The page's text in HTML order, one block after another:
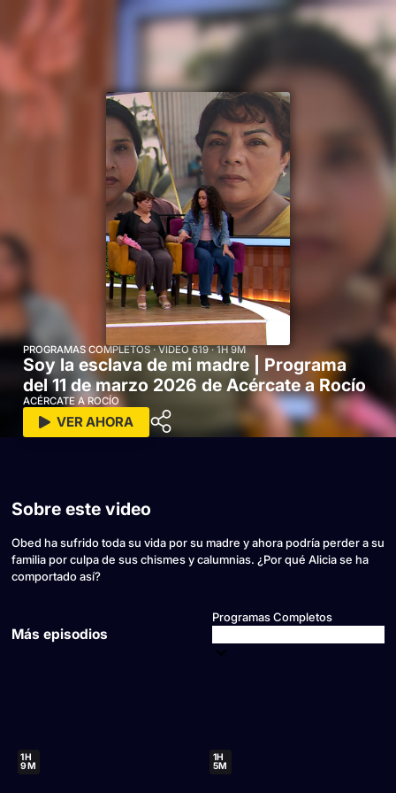
Inicio Secciones En vivo
DocuFIA
Historias
MicroDramas
Novelas
Podcast
Realities y concursos
Regional News México
PROGRAMAS COMPLETOS · VIDEO 619 · 1H 9M
Soy la esclava de mi madre | Programa
del 11 de marzo 2026 de Acércate a Rocío
ACÉRCATE A ROCÍO
VER AHORA
Sobre este video
Obed ha sufrido toda su vida por su madre y ahora podría perder a su
familia por culpa de sus chismes y calumnias. ¿Por qué Alicia se ha
comportado así?
Más episodios
Programas Completos
1H
9M
1H
5M